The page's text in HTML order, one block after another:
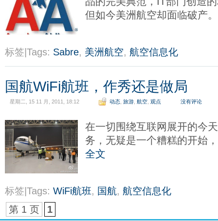
但如今美洲航空却面临破产
标签|Tags: Sabre, 美洲航空, 航空信息化
国航WiFi航班，作秀还是做局
星期二, 15 11 月, 2011, 18:12 动态 旅游 航空 观点 没有评论
在一切围绕互联网展开的今
务，无疑是一个糟糕的开始
全文
标签|Tags: WiFi航班, 国航, 航空信息化
第 1 页
1